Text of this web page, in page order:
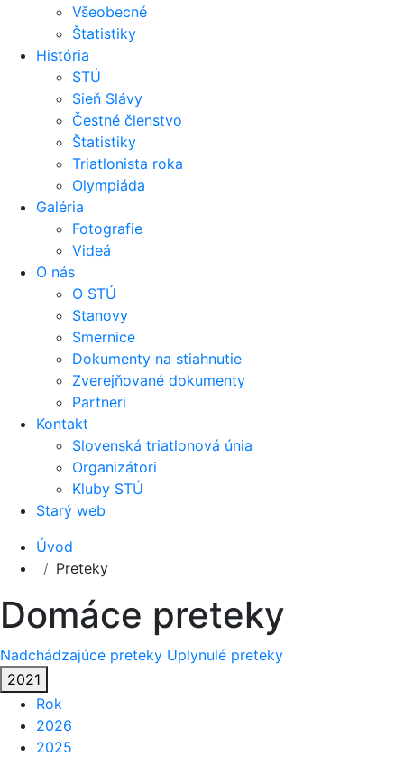
Všeobecné
Štatistiky
História
STÚ
Sieň Slávy
Čestné členstvo
Štatistiky
Triatlonista roka
Olympiáda
Galéria
Fotografie
Videá
O nás
O STÚ
Stanovy
Smernice
Dokumenty na stiahnutie
Zverejňované dokumenty
Partneri
Kontakt
Slovenská triatlonová únia
Organizátori
Kluby STÚ
Starý web
Úvod
Preteky
Domáce preteky
Nadchádzajúce preteky Uplynulé preteky
2021
Rok
2026
2025